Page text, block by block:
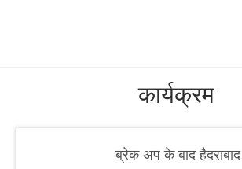
कार्यक्रम
ब्रेक अप के बाद हैदराबाद